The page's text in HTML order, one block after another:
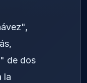
de dos
la